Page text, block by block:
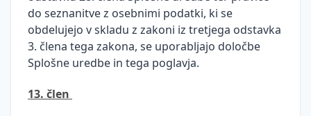
do seznanitve z osebnimi podatki, ki se
obdelujejo v skladu z zakoni iz tretjega odstavka
3. člena tega zakona, se uporabljajo določbe
Splošne uredbe in tega poglavja.
13. člen